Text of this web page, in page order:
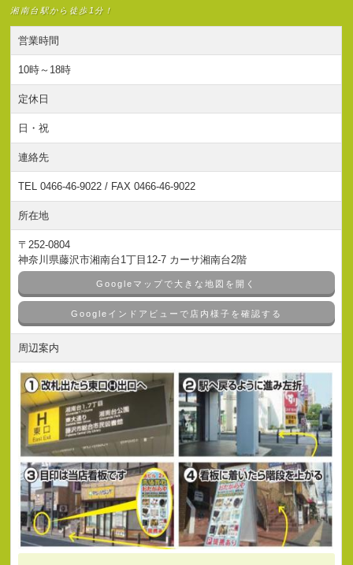
湘南台駅から徒歩1分！
営業時間
10時～18時
定休日
日・祝
連絡先
TEL 0466-46-9022 / FAX 0466-46-9022
所在地
〒252-0804
神奈川県藤沢市湘南台1丁目12-7 カーサ湘南台2階
Googleマップで大きな地図を開く
Googleインドアビューで店内様子を確認する
周辺案内